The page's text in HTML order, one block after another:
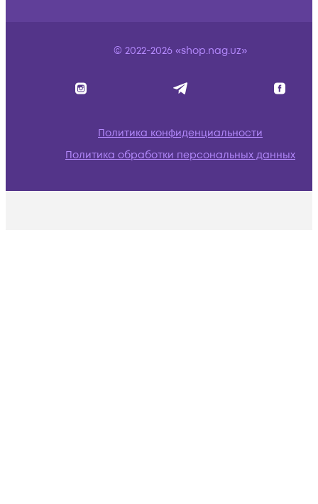
© 2022-2026 «shop.nag.uz»
Политика конфиденциальности
Политика обработки персональных данных